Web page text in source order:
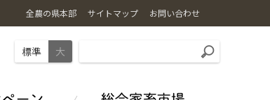
全農の県本部 サイトマップ お問い合わせ
標準 大